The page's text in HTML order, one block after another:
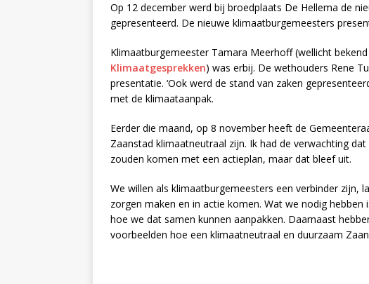
Op 12 december werd bij broedplaats De Hellema de
gepresenteerd. De nieuwe klimaatburgemeesters
Klimaatburgemeester Tamara Meerhoff (wellicht
Klimaatgesprekken) was erbij. De wethouders Rene
presentatie. ‘Ook werd de stand van zaken
met de klimaataanpak.
Eerder die maand, op 8 november heeft de
Zaanstad klimaatneutraal zijn. Ik had de verwachting
zouden komen met een actieplan, maar dat bleef uit.
We willen als klimaatburgemeesters een verbinder zijn,
zorgen maken en in actie komen. Wat we nodig
hoe we dat samen kunnen aanpakken. Daarnaast
voorbeelden hoe een klimaatneutraal en duurzaam